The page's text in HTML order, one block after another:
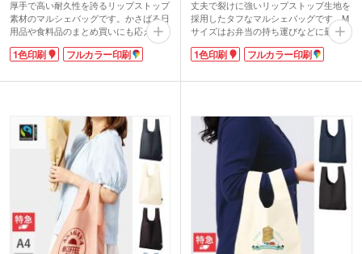
厚手で高い耐久性を誇るリップストップ
素材のマルシェバッグです。かさばる日
用品や食料品のまとめ買いにも応える大
容量設計で、サイドマチが収納力をしっ
かりサポートします。内側のポケットに
1色印刷またはフルカラーで名入れがで
力を両立した頼れるアイテムです。
1色印刷 フルカラー印刷
丈夫で裂けに強いリップストップ生地を
採用したタフなマルシェバッグです。M
サイズはお弁当の持ち運びなどに最適な
サイズ感で、サイドマチにより安定した
収納力を発揮します。内ポケットに畳ん
い。
で、使用時はもちろん折り畳んだ状態で
もブランドをしっかりアピール。実用性
と販促効果を兼ね備えた、高機能なエコ
バッグです。
1色印刷 フルカラー印刷